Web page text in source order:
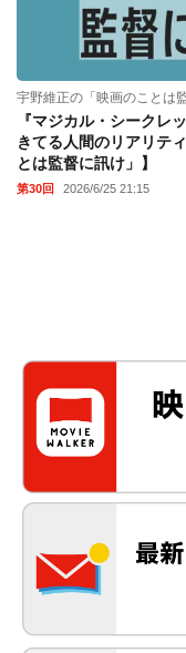
宇野維正の「映画のことは
『マジカル・シークレ
きてる人間のリアリテ
とは監督に訊け」】
第30回 2026/6/25 21:15